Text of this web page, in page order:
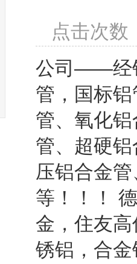
点击次数
公司——经
管，国标
管、氧化
管、超硬
压铝合金
等！！！
金，住友
锈铝，合